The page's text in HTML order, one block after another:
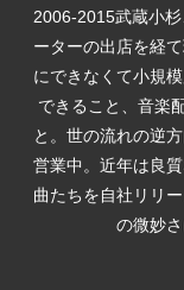
2006-2015武蔵小
ーターの出店を経
にできなくて小規
できること、音楽
と。世の流れの逆
営業中。近年は良
曲たちを自社リリ
の微妙